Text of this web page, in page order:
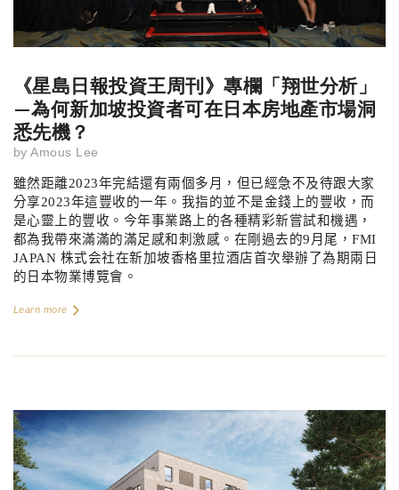
《星島日報投資王周刊》專欄「翔世分析」
—為何新加坡投資者可在日本房地產市場洞
悉先機？
by Amous Lee
雖然距離2023年完結還有兩個多月，但已經急不及待跟大家
分享2023年這豐收的一年。我指的並不是金錢上的豐收，而
是心靈上的豐收。今年事業路上的各種精彩新嘗試和機遇，
都為我帶來滿滿的滿足感和刺激感。在剛過去的9月尾，FMI
JAPAN 株式会社在新加坡香格里拉酒店首次舉辦了為期兩日
的日本物業博覽會。
Learn more